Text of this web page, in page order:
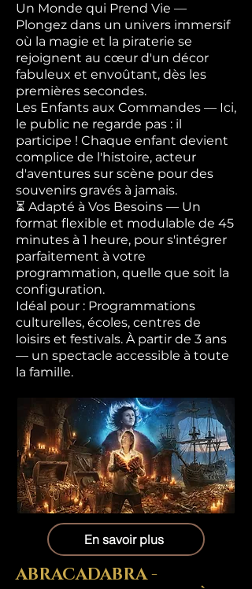
Un Monde qui Prend Vie —
Plongez dans un univers immersif
où la magie et la piraterie se
rejoignent au cœur d'un décor
fabuleux et envoûtant, dès les
premières secondes.
Les Enfants aux Commandes — Ici,
le public ne regarde pas : il
participe ! Chaque enfant devient
complice de l'histoire, acteur
d'aventures sur scène pour des
souvenirs gravés à jamais.
⏳ Adapté à Vos Besoins — Un
format flexible et modulable de 45
minutes à 1 heure, pour s'intégrer
parfaitement à votre
programmation, quelle que soit la
configuration.
Idéal pour : Programmations
culturelles, écoles, centres de
loisirs et festivals. À partir de 3 ans
— un spectacle accessible à toute
la famille.
En savoir plus
ABRACADABRA -